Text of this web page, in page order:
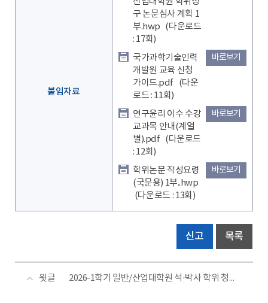
붙임자료
구 논문심사 계획 1
부.hwp (다운로드
: 17회)
국가과학기술인력
개발원 교육 신청
가이드.pdf (다운
로드 : 11회)
바로보기
연구윤리 이수 수강
교과목 안내(계열
별).pdf (다운로드
: 12회)
바로보기
학위논문 작성요령
(국문용) 1부..hwp
(다운로드 : 13회)
바로보기
신고 목록
윗글 2026-1학기 일반/산업대학원 석·박사 학위 청구논문 공개 발표 일정(안)